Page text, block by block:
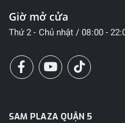
Giờ mở cửa
Thứ 2 - Chủ nhật / 08:00 -
SAM PLAZA QUẬN 5